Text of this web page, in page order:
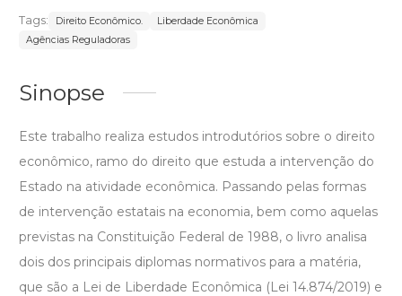
Tags: Direito Econômico.
Liberdade Econômica
Agências Reguladoras
Sinopse
Este trabalho realiza estudos introdutórios sobre o direito
econômico, ramo do direito que estuda a intervenção do
Estado na atividade econômica. Passando pelas formas
de intervenção estatais na economia, bem como aquelas
previstas na Constituição Federal de 1988, o livro analisa
dois dos principais diplomas normativos para a matéria,
que são a Lei de Liberdade Econômica (Lei 14.874/2019) e